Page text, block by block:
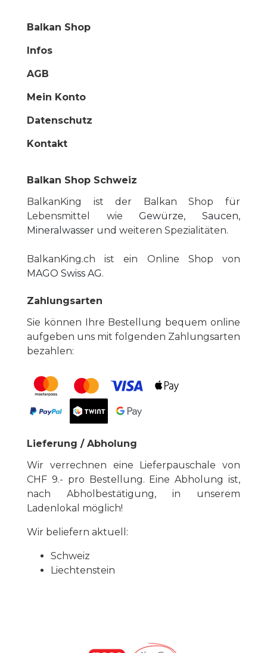
Balkan Shop
Infos
AGB
Mein Konto
Datenschutz
Kontakt
Balkan Shop Schweiz
BalkanKing ist der Balkan Shop für
Lebensmittel wieGewürze, Saucen,
Mineralwasser und weiteren Spezialitäten.
BalkanKing.ch ist ein Online Shop von
MAGO Swiss AG.
Zahlungsarten
Sie können Ihre Bestellung bequem online
aufgeben uns mit folgenden Zahlungsarten
bezahlen:
Lieferung / Abholung
Wir verrechnen eine Lieferpauschale von
CHF 9.- pro Bestellung. Eine Abholung ist,
nach Abholbestätigung, in unserem
Ladenlokal möglich!
Wir beliefern aktuell:
Schweiz
Liechtenstein